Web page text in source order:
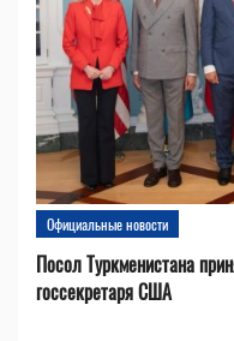
Официальные новости
Посол Туркменистана
госсекретаря США